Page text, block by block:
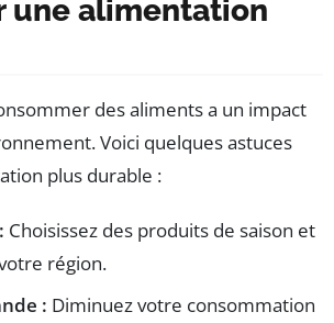
une alimentation
des aliments a un impact
Voici quelques astuces
plus durable :
Choisissez des produits de saison et
région.
: Diminuez votre consommation